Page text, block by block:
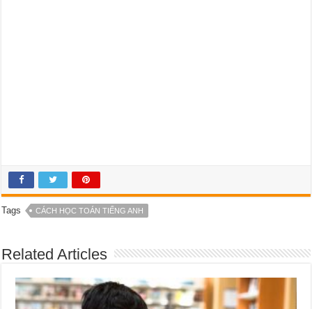
Tags CÁCH HỌC TOÁN TIẾNG ANH
Related Articles